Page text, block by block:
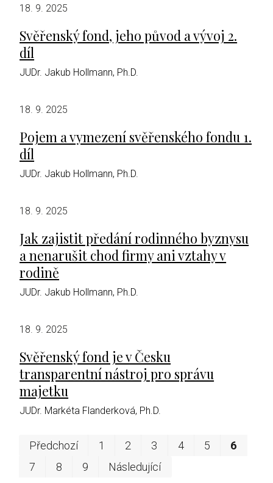
18. 9. 2025
Svěřenský fond, jeho původ a vývoj 2.
díl
JUDr. Jakub Hollmann, Ph.D.
18. 9. 2025
Pojem a vymezení svěřenského fondu 1.
díl
JUDr. Jakub Hollmann, Ph.D.
18. 9. 2025
Jak zajistit předání rodinného byznysu
a nenarušit chod firmy ani vztahy v
rodině
JUDr. Jakub Hollmann, Ph.D.
18. 9. 2025
Svěřenský fond je v Česku
transparentní nástroj pro správu
majetku
JUDr. Markéta Flanderková, Ph.D.
Předchozí 1 2 3 4 5
6
7
8 9 Následující